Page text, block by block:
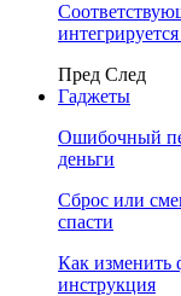
Пред След
Гаджеты
Ошибочный
деньги
Сброс или
спасти
Как изменить
инструкция